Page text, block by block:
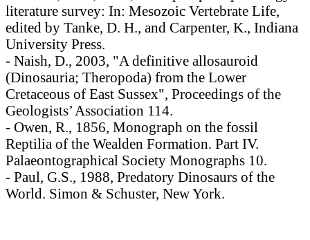
literature survey: In: Mesozoic Vertebrate Life,
edited by Tanke, D. H., and Carpenter, K., Indiana
University Press.
- Naish, D., 2003, "A definitive allosauroid
(Dinosauria; Theropoda) from the Lower
Cretaceous of East Sussex", Proceedings of the
Geologists’ Association 114.
- Owen, R., 1856, Monograph on the fossil
Reptilia of the Wealden Formation. Part IV.
Palaeontographical Society Monographs 10.
- Paul, G.S., 1988, Predatory Dinosaurs of the
World. Simon & Schuster, New York.